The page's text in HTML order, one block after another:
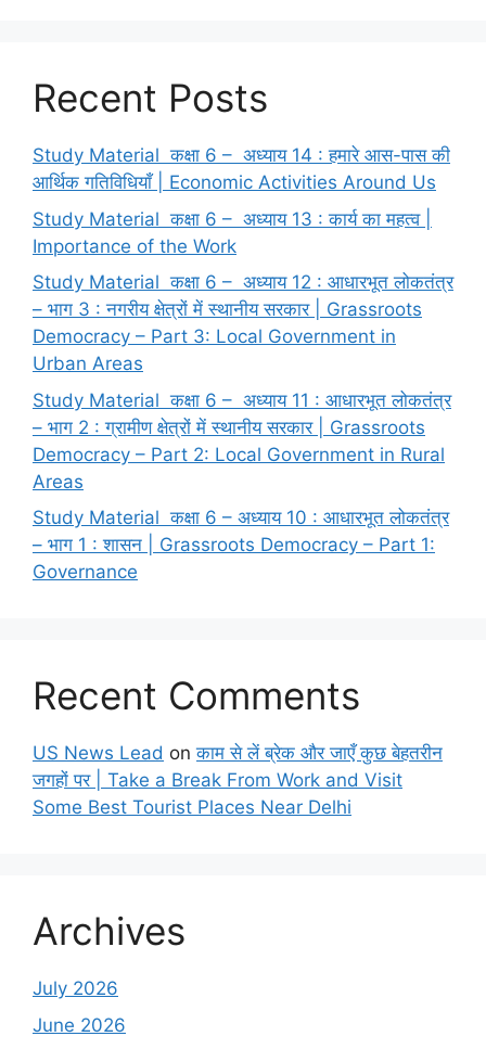
Recent Posts
Study Material कक्षा 6 – अध्याय 14 : हमारे आस-पास की
आर्थिक गतिविधियाँ | Economic Activities Around Us
Study Material कक्षा 6 – अध्याय 13 : कार्य का महत्व |
Importance of the Work
Study Material कक्षा 6 – अध्याय 12 : आधारभूत लोकतंत्र
– भाग 3 : नगरीय क्षेत्रों में स्थानीय सरकार | Grassroots
Democracy – Part 3: Local Government in
Urban Areas
Study Material कक्षा 6 – अध्याय 11 : आधारभूत लोकतंत्र
– भाग 2 : ग्रामीण क्षेत्रों में स्थानीय सरकार | Grassroots
Democracy – Part 2: Local Government in Rural
Areas
Study Material कक्षा 6 – अध्याय 10 : आधारभूत लोकतंत्र
– भाग 1 : शासन | Grassroots Democracy – Part 1:
Governance
Recent Comments
US News Lead onकाम से लें ब्रेक और जाएँ कुछ बेहतरीन
जगहों पर | Take a Break From Work and Visit
Some Best Tourist Places Near Delhi
Archives
July 2026
June 2026